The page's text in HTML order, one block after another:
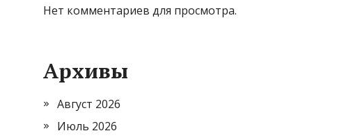
Нет комментариев для просмотра.
Архивы
Август 2026
Июль 2026